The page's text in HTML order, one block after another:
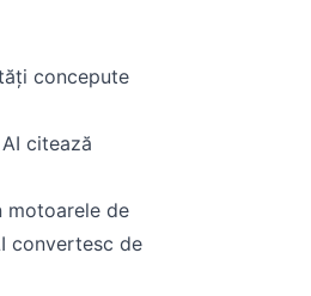
concepute
citează
motoarele de
convertesc de